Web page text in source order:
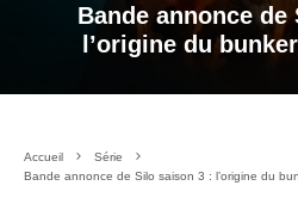
Bande annonce
l’origine du
Accueil
Série
Bande annonce de Silo saison 3 : l’origine du